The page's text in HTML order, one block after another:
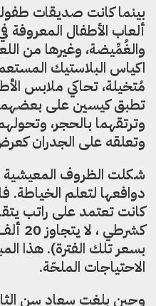
بينما كانت صديقات
ألعاب الأطفال المعروفة
والغُمِّيضة، وغيرها من
اكياس البلاستيك
مُتخيلة، تحاكي ملابس
تطبق كيسين على بعضهما
وترتقهما بالحجر،
وتعلقه على الجدران
شكلت الظروف المعيشية
كانت تعتمد على راتب
بسعر تلك الفترة). هذا
الاحتياجات الملحّة.
وحين بلغت سعاد سن